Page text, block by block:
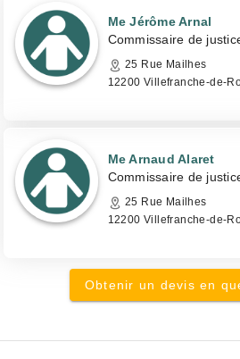
Me Jérôme Arnal
Commissaire de
25 Rue Mailhes
12200 Villefranche-de-
Me Arnaud Alaret
Commissaire de
25 Rue Mailhes
12200 Villefranche-de-
Obtenir un devis en